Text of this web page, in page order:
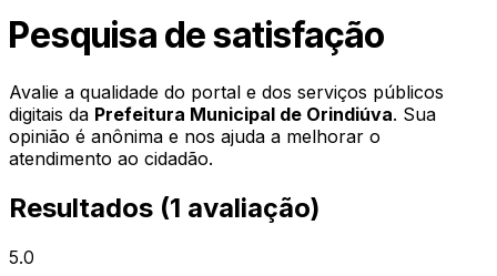
Pesquisa de satisfação
Avalie a qualidade do portal e dos serviços públicos
digitais da Prefeitura Municipal de Orindiúva. Sua
opinião é anônima e nos ajuda a melhorar o
atendimento ao cidadão.
Resultados (1 avaliação)
5.0